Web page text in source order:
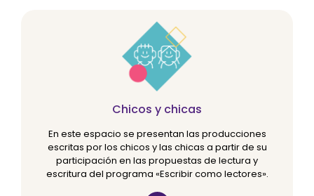
Chicos y chicas
En este espacio se presentan las producciones
escritas por los chicos y las chicas a partir de su
participación en las propuestas de lectura y
escritura del programa «Escribir como lectores».